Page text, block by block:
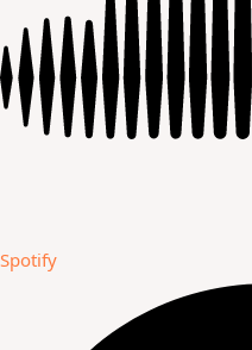
Spotify